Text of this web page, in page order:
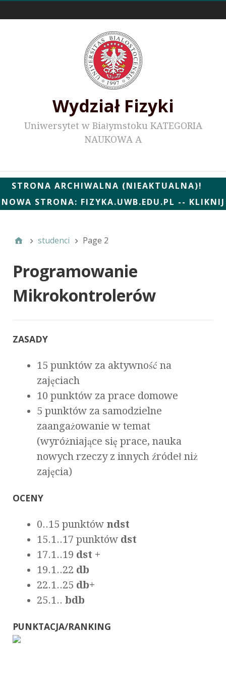
Wydział Fizyki
Uniwersytet w Białymstoku KATEGORIA
NAUKOWA A
STRONA ARCHIWALNA (NIEAKTUALNA)!
NOWA STRONA: FIZYKA.UWB.EDU.PL -- KLIKNIJ
studenci Page 2
Programowanie
Mikrokontrolerów
ZASADY
15 punktów za aktywność na
zajęciach
10 punktów za prace domowe
5 punktów za samodzielne
zaangażowanie w temat
(wyróżniające się prace, nauka
nowych rzeczy z innych źródeł niż
zajęcia)
OCENY
0..15 punktów ndst
15.1..17 punktów dst
17.1..19 dst +
19.1..22 db
22.1..25 db+
25.1.. bdb
PUNKTACJA/RANKING